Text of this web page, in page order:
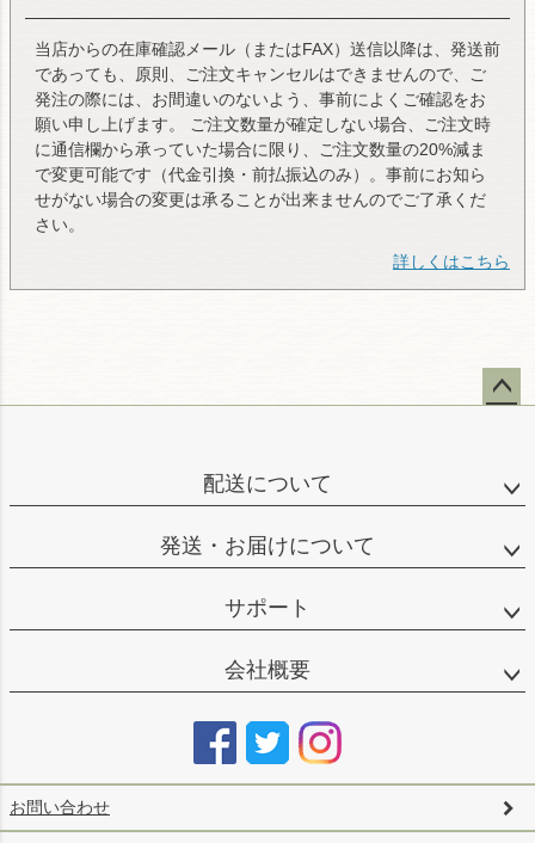
当店からの在庫確認メール（またはFAX）送信以降は、発送前
であっても、原則、ご注文キャンセルはできませんので、ご
発注の際には、お間違いのないよう、事前によくご確認をお
願い申し上げます。 ご注文数量が確定しない場合、ご注文時
に通信欄から承っていた場合に限り、ご注文数量の20%減ま
で変更可能です（代金引換・前払振込のみ）。事前にお知ら
せがない場合の変更は承ることが出来ませんのでご了承くだ
さい。
詳しくはこちら
配送について
発送・お届けについて
サポート
会社概要
お問い合わせ